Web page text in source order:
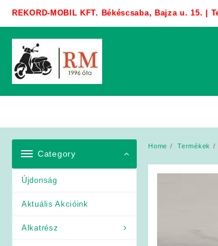
REKORD-MOBIL KFT. Békéscsaba, Bajza u. 15. |
Category
Újdonság
Aktuális Akcióink
Alkatrész
Home Termékek